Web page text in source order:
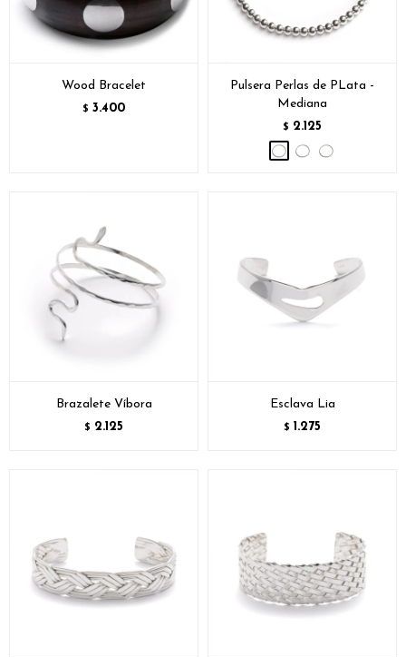
Wood Bracelet
$ 3.400
Pulsera Perlas de PLata -
Mediana
$ 2.125
Brazalete Víbora
$ 2.125
Esclava Lia
$ 1.275